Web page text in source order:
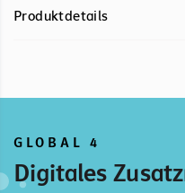
Produktdetails
GLOBAL 4
Digitales